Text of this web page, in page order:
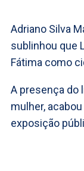
Adriano Silva
sublinhou que
Fátima como
A presença do
mulher,
exposição